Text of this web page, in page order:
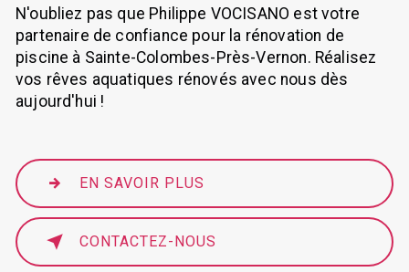
N'oubliez pas que Philippe VOCISANO est votre
partenaire de confiance pour la rénovation de
piscine à Sainte-Colombes-Près-Vernon. Réalisez
vos rêves aquatiques rénovés avec nous dès
aujourd'hui !
EN SAVOIR PLUS
CONTACTEZ-NOUS